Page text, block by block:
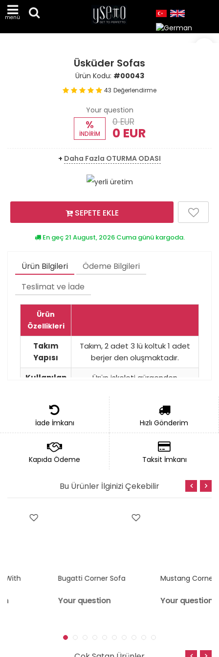
menü
Üsküder Sofas
Ürün Kodu: #00043
43 Değerlendirme
Your question
%
İNDİRİM
0 EUR
0 EUR
+ Daha Fazla OTURMA ODASI
SEPETE EKLE
En geç 21 August, 2026 Cuma günü kargoda.
Ürün Bilgileri
Ödeme Bilgileri
Teslimat ve İade
Ürün
Özellikleri
Takım
Yapısı
Takım, 2 adet 3 lü koltuk 1 adet
berjer den oluşmaktadır.
Kullanılan
Ürün iskeleti gürgenden
Kumaş
Dilediğiniz renk ve yerli-ithal
kumaş seçenekleri mevcuttur.
Sünger
32 DNS HR soft sünger
Ürünlerimiz
malzemeden
üretilmektedir.
Türkiye geneline kargo ve kurulum
ÜCRETSİZdir. Bazı
şehirlerin ilçe ve şehir merkezlerine ek nakliye bedeli
alınmaktadır. Bu konuları öğrenmek için lütfen ürünü
►AVRUPA'YA TESLİMAT:
İade İmkanı Hızlı Gönderim
Kapıda Ödeme Taksit İmkanı
Bu Ürünler İlginizi Çekebilir
Bugatti Corner Sofa
Your question
Mustang Corner Sofas
Your question